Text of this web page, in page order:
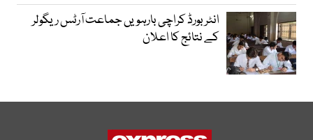
انٹر بورڈ کراچی بارہویں جماعت آرٹس ریگولر
کے نتائج کا اعلان